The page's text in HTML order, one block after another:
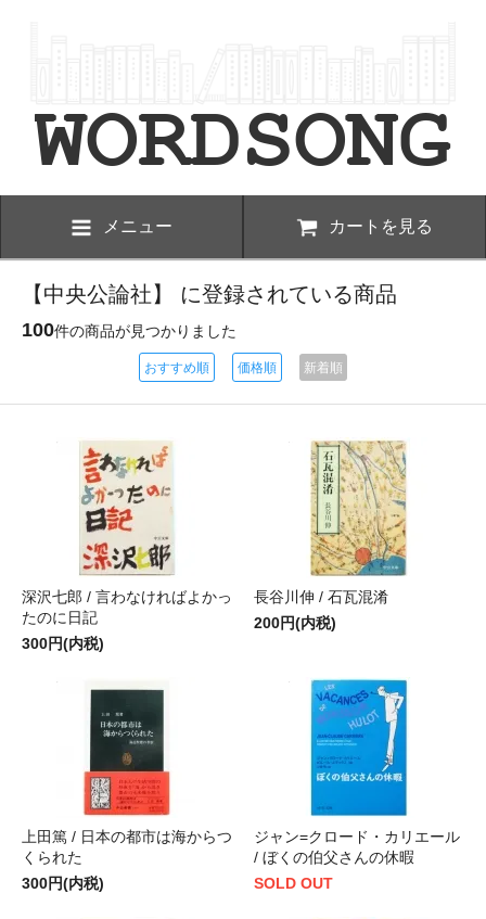
メニュー カートを見る
【中央公論社】 に登録されている商品
100件の商品が見つかりました
おすすめ順 価格順 新着順
深沢七郎 / 言わなければよかっ
たのに日記
300円(内税)
長谷川伸 / 石瓦混淆
200円(内税)
上田篤 / 日本の都市は海からつ
くられた
300円(内税)
ジャン=クロード・カリエール
/ ぼくの伯父さんの休暇
SOLD OUT